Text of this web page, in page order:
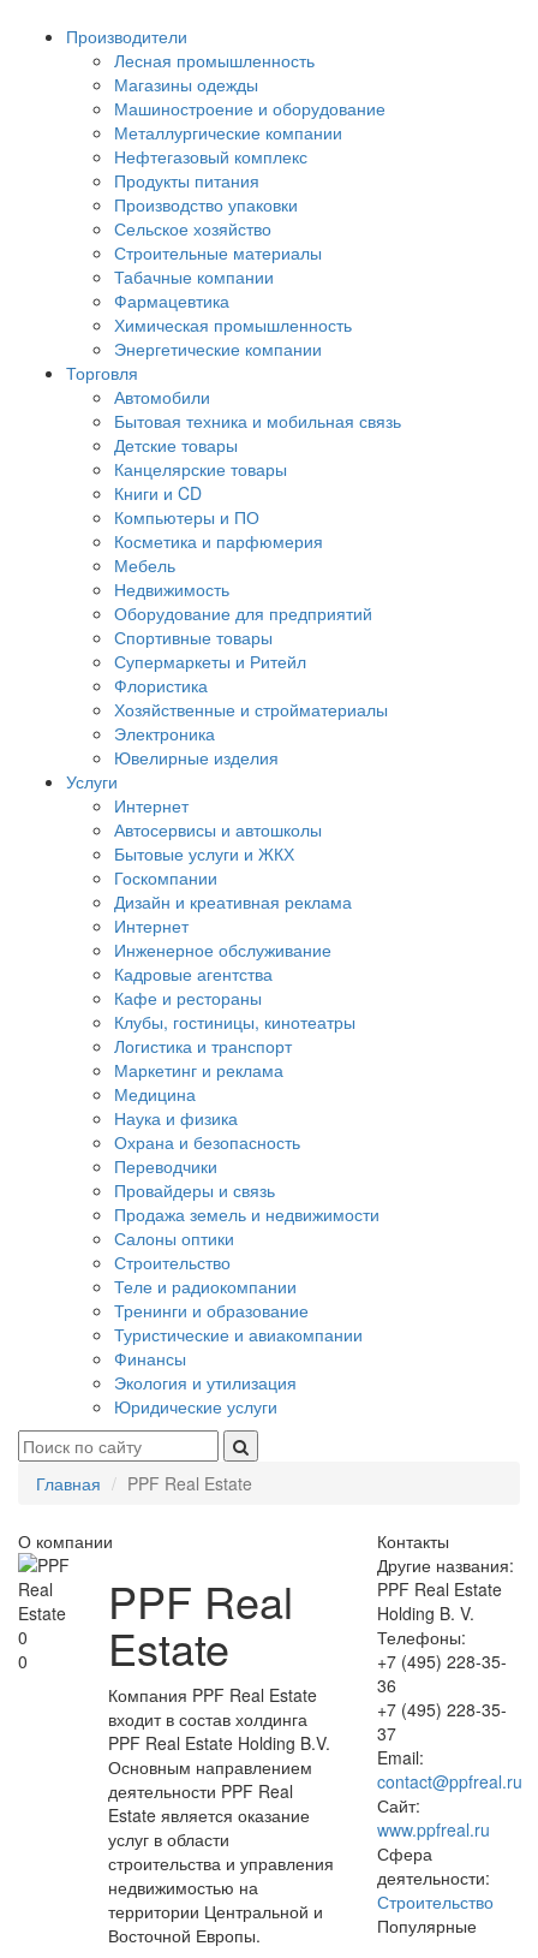
Производители
Лесная промышленность
Магазины одежды
Машиностроение и оборудование
Металлургические компании
Нефтегазовый комплекс
Продукты питания
Производство упаковки
Сельское хозяйство
Строительные материалы
Табачные компании
Фармацевтика
Химическая промышленность
Энергетические компании
Торговля
Автомобили
Бытовая техника и мобильная связь
Детские товары
Канцелярские товары
Книги и CD
Компьютеры и ПО
Косметика и парфюмерия
Мебель
Недвижимость
Оборудование для предприятий
Спортивные товары
Супермаркеты и Ритейл
Флористика
Хозяйственные и стройматериалы
Электроника
Ювелирные изделия
Услуги
Интернет
Автосервисы и автошколы
Бытовые услуги и ЖКХ
Госкомпании
Дизайн и креативная реклама
Интернет
Инженерное обслуживание
Кадровые агентства
Кафе и рестораны
Клубы, гостиницы, кинотеатры
Логистика и транспорт
Маркетинг и реклама
Медицина
Наука и физика
Охрана и безопасность
Переводчики
Провайдеры и связь
Продажа земель и недвижимости
Салоны оптики
Строительство
Теле и радиокомпании
Тренинги и образование
Туристические и авиакомпании
Финансы
Экология и утилизация
Юридические услуги
Главная PPF Real Estate
О компании
0
0
PPF Real
Estate
Компания PPF Real Estate
входит в состав холдинга
PPF Real Estate Holding B.V.
Основным направлением
деятельности PPF Real
Estate является оказание
услуг в области
строительства и управления
недвижимостью на
территории Центральной и
Восточной Европы.
Контакты
Другие названия:
PPF Real Estate
Holding B. V.
Телефоны:
+7 (495) 228-35-
36
+7 (495) 228-35-
37
Email:
contact@ppfreal.ru
Сайт:
www.ppfreal.ru
Сфера
деятельности:
Строительство
Популярные